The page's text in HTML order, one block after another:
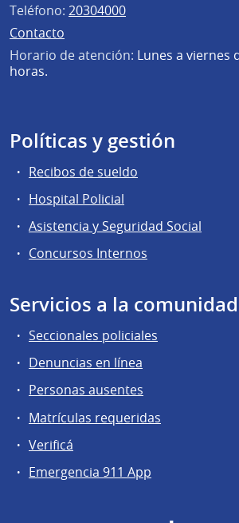
Teléfono: 20304000
Contacto
Horario de atención: Lunes a viernes
horas.
Políticas y gestión
Recibos de sueldo
Hospital Policial
Asistencia y Seguridad Social
Concursos Internos
Servicios a la comunidad
Seccionales policiales
Denuncias en línea
Personas ausentes
Matrículas requeridas
Verificá
Emergencia 911 App